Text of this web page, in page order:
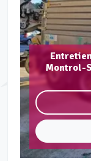
Montrol-